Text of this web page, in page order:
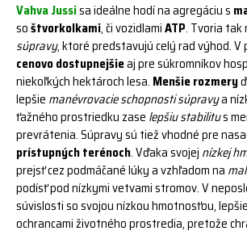
Vahva Jussisa ideálne hodí na agregáciu s
soštvorkolkami, či vozidlamiATP. Tvoria tak
súpravy, ktoré predstavujú celý rad výhod. V
cenovo dostupnejšieaj pre súkromníkov
niekoľkých hektároch lesa. Menšie rozmery
lepšie manévrovacie schopnostisúpravya
ťažného prostriedku zase lepšiu stabilitus
prevrátenia. Súpravy sú tiež vhodné pre
prístupných terénoch. Vďaka svojej nízkej
prejsť cez podmáčané lúky a vzhľadom na
podísť pod nízkymi vetvami stromov. V
súvislosti so svojou nízkou hmotnosťou,
ochrancami životného prostredia, pretože